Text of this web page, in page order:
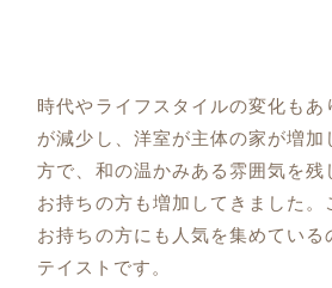
時代やライフスタイルの変化もあ
が減少し、洋室が主体の家が増加
方で、和の温かみある雰囲気を残
お持ちの方も増加してきました。
お持ちの方にも人気を集めている
テイストです。